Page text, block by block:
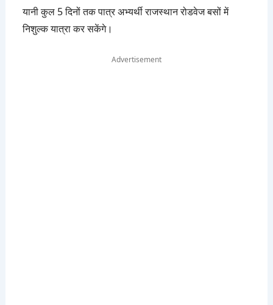
यानी कुल 5 दिनों तक पात्र अभ्यर्थी राजस्थान रोडवेज बसों में
निशुल्क यात्रा कर सकेंगे।
Advertisement